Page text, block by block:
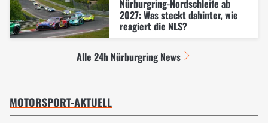
Nürburgring-Nordschleife ab
2027: Was steckt dahinter, wie
reagiert die NLS?
Alle 24h Nürburgring News
MOTORSPORT-AKTUELL